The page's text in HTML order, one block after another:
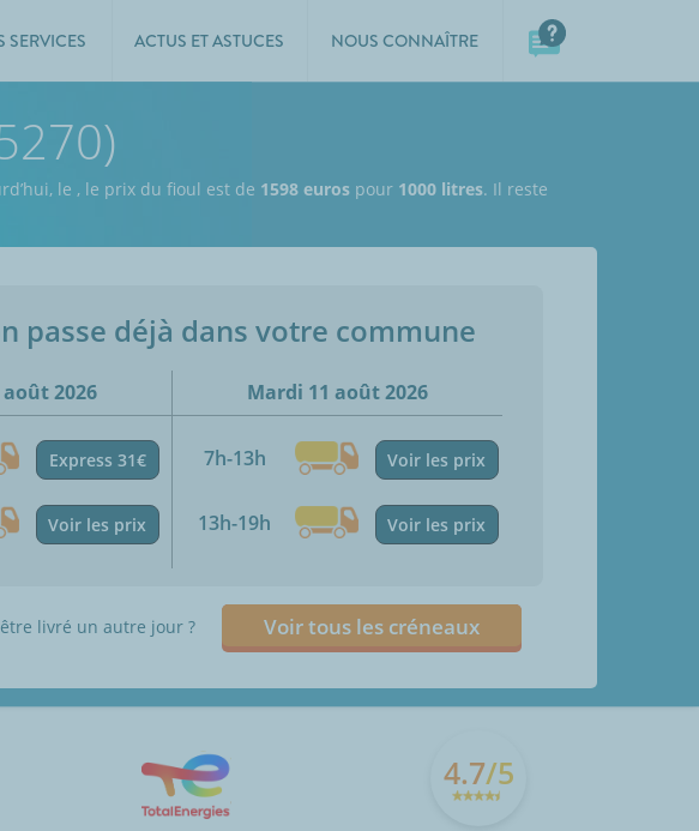
SERVICES ACTUS ET ASTUCES NOUS CONNAÎTRE
le , le prix du fioul est de 1598 euros pour 1000 litres. Il reste
passe déjà dans votre commune
2026
Express 31€
Voir les prix
Mardi 11 août 2026
7h-13h Voir les prix
13h-19h Voir les prix
livré un autre jour ? Voir tous les créneaux
4.7/5